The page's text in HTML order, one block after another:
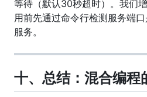
等待（默认30秒超时）。我们
用前先通过命令行检测服务端
服务。
十、总结：混合编程